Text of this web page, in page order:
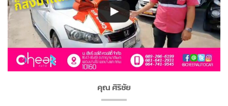
คุณ ศิริชัย